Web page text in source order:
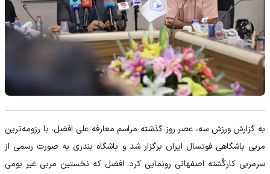
به گزارش ورزش سه، عصر روز گذشته مراسم معارفه علی افضل، با رزومه‌ترین
مربی باشگاهی فوتسال ایران برگزار شد و باشگاه بندری به صورت رسمی از
سرمربی کارکُشته اصفهانی رونمایی کرد. افضل که نخستین مربی غیر بومی